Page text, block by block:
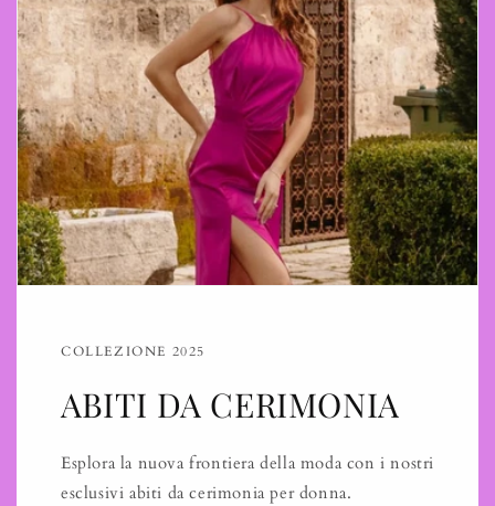
COLLEZIONE 2025
ABITI DA CERIMONIA
Esplora la nuova frontiera della moda con i nostri
esclusivi abiti da cerimonia per donna.